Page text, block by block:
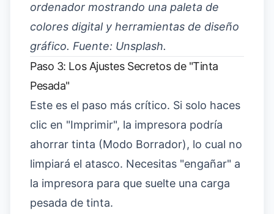
ordenador mostrando una paleta de
colores digital y herramientas de diseño
gráfico. Fuente: Unsplash.
Paso 3: Los Ajustes Secretos de "Tinta
Pesada"
Este es el paso más crítico. Si solo haces
clic en "Imprimir", la impresora podría
ahorrar tinta (Modo Borrador), lo cual no
limpiará el atasco. Necesitas "engañar" a
la impresora para que suelte una carga
pesada de tinta.